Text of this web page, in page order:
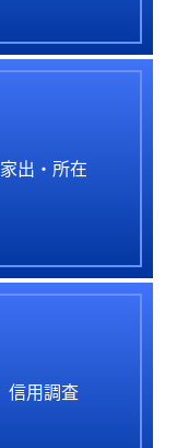
家出・所在
信用調査